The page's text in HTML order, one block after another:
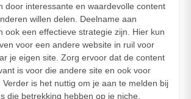
door interessante en waardevolle content
willen delen. Deelname aan
ook een effectieve strategie zijn. Hier kun
voor een andere website in ruil voor
je eigen site. Zorg ervoor dat de content
is voor die andere site en ook voor
Verder is het nuttig om je aan te melden bij
die betrekking hebben op je niche,